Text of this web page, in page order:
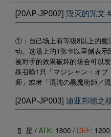
[20AP-JP002] 毁灭的咒文-
①：自己场上有等级8以上的魔
动。选场上的1张卡以里侧表
被对手的效果破坏的场合可以
殊召唤1只「マジシャン・オ
师」或者「混沌の黒魔術師／混
[20AP-JP003] 迪亚邦德之
5 星 / ATK: 1800 / DEF: